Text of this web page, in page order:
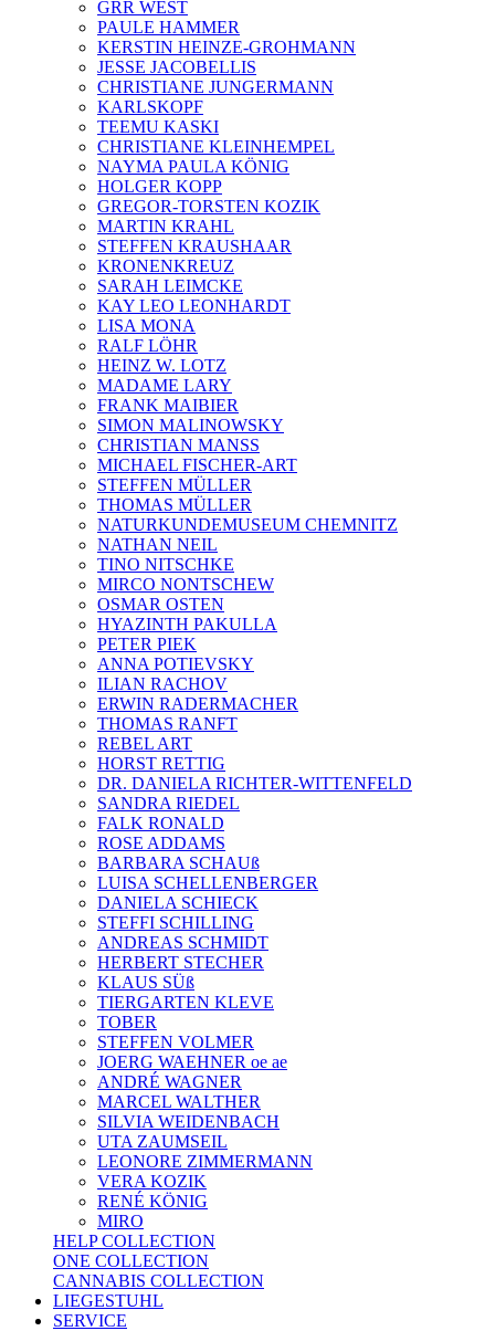
GRR WEST
PAULE HAMMER
KERSTIN HEINZE-GROHMANN
JESSE JACOBELLIS
CHRISTIANE JUNGERMANN
KARLSKOPF
TEEMU KASKI
CHRISTIANE KLEINHEMPEL
NAYMA PAULA KÖNIG
HOLGER KOPP
GREGOR-TORSTEN KOZIK
MARTIN KRAHL
STEFFEN KRAUSHAAR
KRONENKREUZ
SARAH LEIMCKE
KAY LEO LEONHARDT
LISA MONA
RALF LÖHR
HEINZ W. LOTZ
MADAME LARY
FRANK MAIBIER
SIMON MALINOWSKY
CHRISTIAN MANSS
MICHAEL FISCHER-ART
STEFFEN MÜLLER
THOMAS MÜLLER
NATURKUNDEMUSEUM CHEMNITZ
NATHAN NEIL
TINO NITSCHKE
MIRCO NONTSCHEW
OSMAR OSTEN
HYAZINTH PAKULLA
PETER PIEK
ANNA POTIEVSKY
ILIAN RACHOV
ERWIN RADERMACHER
THOMAS RANFT
REBEL ART
HORST RETTIG
DR. DANIELA RICHTER-WITTENFELD
SANDRA RIEDEL
FALK RONALD
ROSE ADDAMS
BARBARA SCHAUß
LUISA SCHELLENBERGER
DANIELA SCHIECK
STEFFI SCHILLING
ANDREAS SCHMIDT
HERBERT STECHER
KLAUS SÜß
TIERGARTEN KLEVE
TOBER
STEFFEN VOLMER
JOERG WAEHNER oe ae
ANDRÉ WAGNER
MARCEL WALTHER
SILVIA WEIDENBACH
UTA ZAUMSEIL
LEONORE ZIMMERMANN
VERA KOZIK
RENÉ KÖNIG
MIRO
HELP COLLECTION
ONE COLLECTION
CANNABIS COLLECTION
LIEGESTUHL
SERVICE